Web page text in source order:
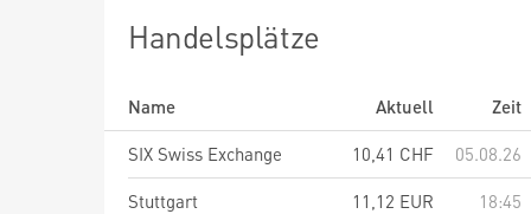
Handelsplätze
Name Aktuell
Zeit
SIX Swiss Exchange
10,41 CHF
05.08.26
Stuttgart
11,12 EUR
18:45